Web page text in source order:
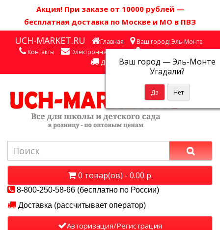
Акция! При заказе от 10000 рублей —
бесплатная доставка по Москве и МО в ПВЗ
UCH-MARKET.RU Главная Ваш город: Эль-Монте
Ваш город —Эль-Монте
Угадали?
Контакты Электронная почта
Личный кабинет
Доставка
0 товар(ов) - 0.00 р.
8-800-250-58-66 (бесплатно по России)
Доставка (рассчитывает оператор)
Авторизация/Регистрация